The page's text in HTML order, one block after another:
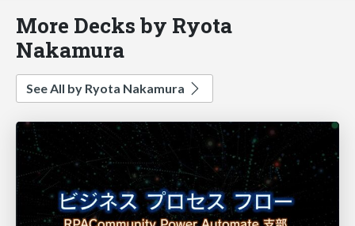
More Decks by Ryota
Nakamura
See All by Ryota Nakamura